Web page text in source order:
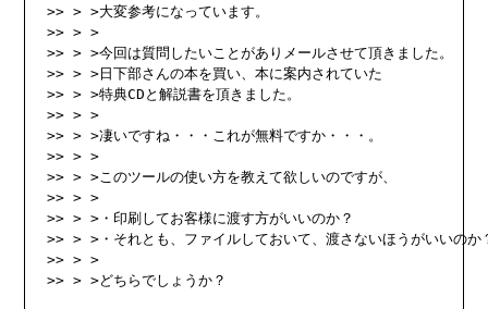
>> > >大変参考になっています。
>> > >
>> > >今回は質問したいことがありメールさせて頂きました。
>> > >日下部さんの本を買い、本に案内されていた
>> > >特典CDと解説書を頂きました。
>> > >
>> > >凄いですね・・・これが無料ですか・・・。
>> > >
>> > >このツールの使い方を教えて欲しいのですが、
>> > >
>> > >・印刷してお客様に渡す方がいいのか？
>> > >・それとも、ファイルしておいて、渡さないほうがいいのか
>> > >
>> > >どちらでしょうか？